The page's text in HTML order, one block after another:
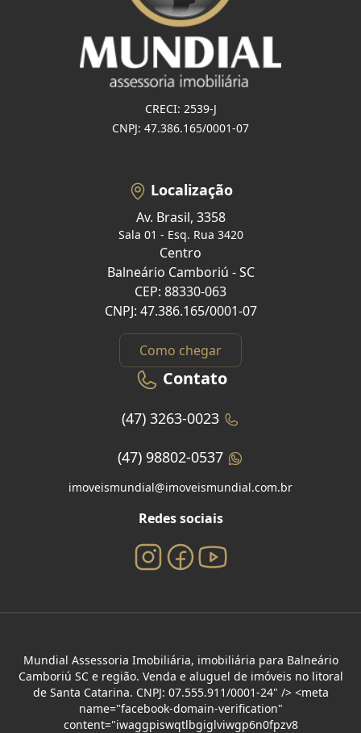
CRECI: 2539-J
CNPJ: 47.386.165/0001-07
Localização
Av. Brasil, 3358
Sala 01 - Esq. Rua 3420
Centro
Balneário Camboriú - SC
CEP: 88330-063
CNPJ: 47.386.165/0001-07
Como chegar
Contato
(47) 3263-0023
(47) 98802-0537
imoveismundial@imoveismundial.com.br
Redes sociais
Mundial Assessoria Imobiliária, imobiliária para Balneário
Camboriú SC e região. Venda e aluguel de imóveis no litoral
de Santa Catarina. CNPJ: 07.555.911/0001-24" /> <meta
name="facebook-domain-verification"
content="iwaggpiswqtlbgiglviwgp6n0fpzv8